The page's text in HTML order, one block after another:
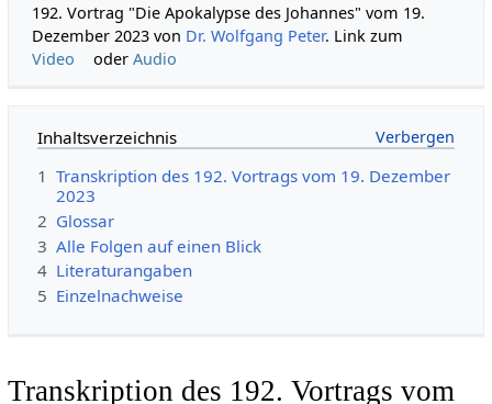
192. Vortrag "Die Apokalypse des Johannes" vom 19.
Dezember 2023 von Dr. Wolfgang Peter. Link zum
Video
oderAudio
Inhaltsverzeichnis
1 Transkription des 192. Vortrags vom 19. Dezember
2023
2 Glossar
3 Alle Folgen auf einen Blick
4 Literaturangaben
5 Einzelnachweise
Transkription des 192. Vortrags vom